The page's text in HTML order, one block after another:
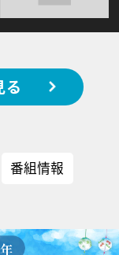
る
番組情報